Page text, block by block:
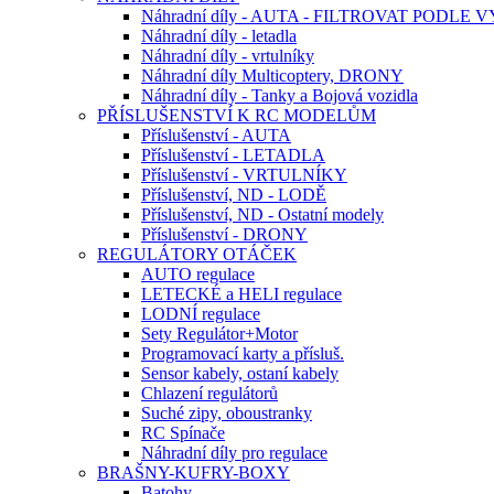
Náhradní díly - AUTA - FILTROVAT PODLE
Náhradní díly - letadla
Náhradní díly - vrtulníky
Náhradní díly Multicoptery, DRONY
Náhradní díly - Tanky a Bojová vozidla
PŘÍSLUŠENSTVÍ K RC MODELŮM
Příslušenství - AUTA
Příslušenství - LETADLA
Příslušenství - VRTULNÍKY
Příslušenství, ND - LODĚ
Příslušenství, ND - Ostatní modely
Příslušenství - DRONY
REGULÁTORY OTÁČEK
AUTO regulace
LETECKÉ a HELI regulace
LODNÍ regulace
Sety Regulátor+Motor
Programovací karty a přísluš.
Sensor kabely, ostaní kabely
Chlazení regulátorů
Suché zipy, oboustranky
RC Spínače
Náhradní díly pro regulace
BRAŠNY-KUFRY-BOXY